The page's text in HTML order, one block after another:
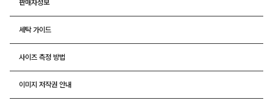
판매자정보
세탁 가이드
사이즈 측정 방법
이미지 저작권 안내